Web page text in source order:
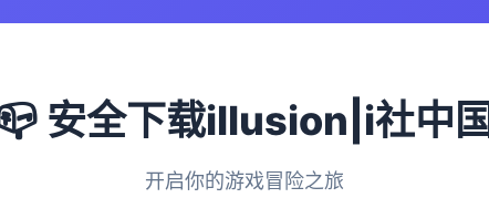
安全下载illusion|i社中国
开启你的游戏冒险之旅